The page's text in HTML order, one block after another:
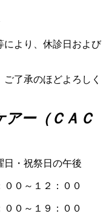
により、休診日および
了承のほどよろしく
ー（ＣＡＣ
祝祭日の午後
～１２：００
０～１９：００